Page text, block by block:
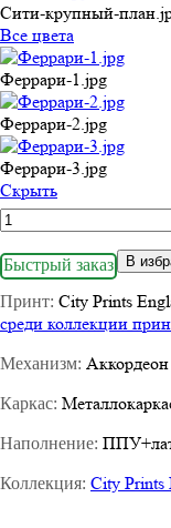
Сити-крупный-
Все цвета
Феррари-1.jpg
Феррари-2.jpg
Феррари-3.jpg
Cкрыть
Быстрый заказ В
Принт: City Prints
среди коллекции
Механизм: Аккордеон
Каркас:
Наполнение:
Коллекция: City Prints